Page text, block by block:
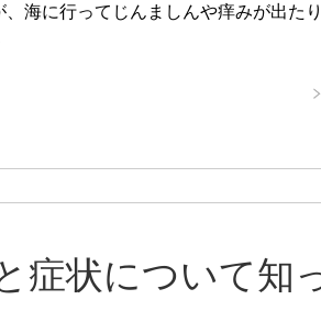
、海に行ってじんましんや痒みが出た
症状について知